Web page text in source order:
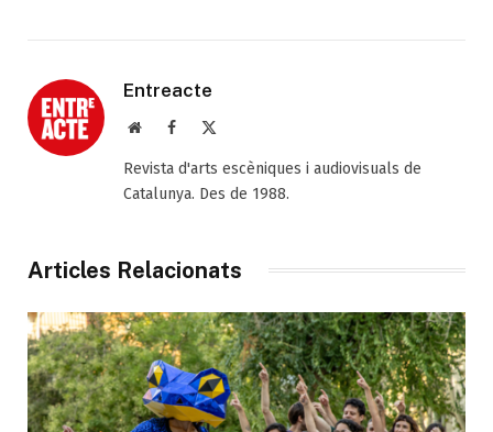
Entreacte
Web Facebook
Revista d'arts escèniques i audiovisuals de
Catalunya. Des de 1988.
Articles Relacionats